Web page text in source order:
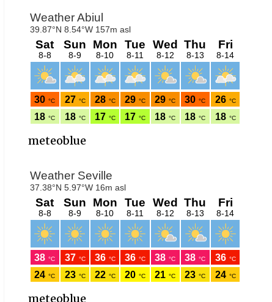
meteoblue
meteoblue